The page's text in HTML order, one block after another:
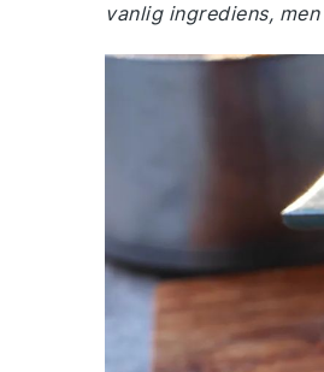
vanlig ingrediens,